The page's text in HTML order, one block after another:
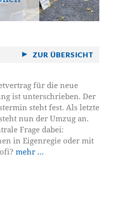
ZUR ÜBERSICHT
für die neue
ist unterschrieben. Der
steht fest. Als letzte
nun der Umzug an.
Frage dabei:
in Eigenregie oder mit
mehr …